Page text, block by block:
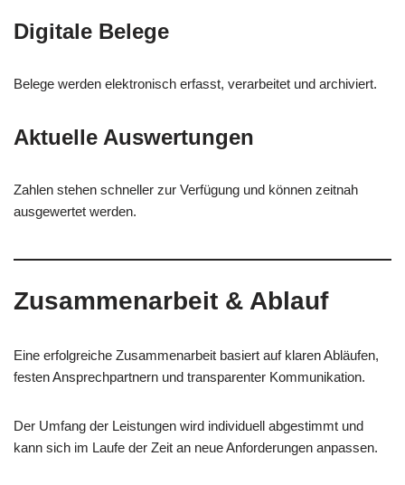
Digitale Belege
Belege werden elektronisch erfasst, verarbeitet und archiviert.
Aktuelle Auswertungen
Zahlen stehen schneller zur Verfügung und können zeitnah
ausgewertet werden.
Zusammenarbeit & Ablauf
Eine erfolgreiche Zusammenarbeit basiert auf klaren Abläufen,
festen Ansprechpartnern und transparenter Kommunikation.
Der Umfang der Leistungen wird individuell abgestimmt und
kann sich im Laufe der Zeit an neue Anforderungen anpassen.